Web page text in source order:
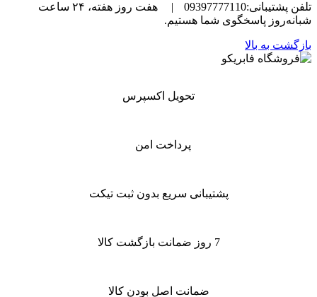
تلفن پشتیبانی:09397777110
هفت روز هفته، ۲۴ ساعت
شبانه‌روز پاسخگوی شما هستیم.
بازگشت به بالا
تحویل اکسپرس
پرداخت امن
پشتیبانی سریع بدون ثبت تیکت
7 روز ضمانت بازگشت کالا
ضمانت اصل بودن کالا